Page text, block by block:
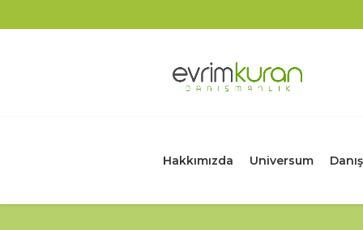
Hakkımızda Universum